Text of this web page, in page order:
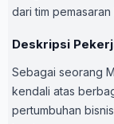
dari tim pemasaran
Deskripsi
Sebagai seorang
kendali atas
pertumbuhan